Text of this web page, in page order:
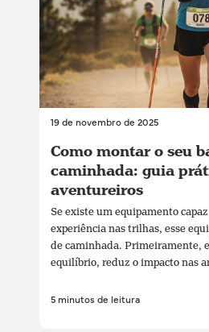
19 de novembro de 2025
Como montar o seu
caminhada: guia
aventureiros
Se existe um equipamento
experiência nas trilhas, esse
de caminhada. Primeiramente,
equilíbrio, reduz o impacto nas
5 minutos de leitura